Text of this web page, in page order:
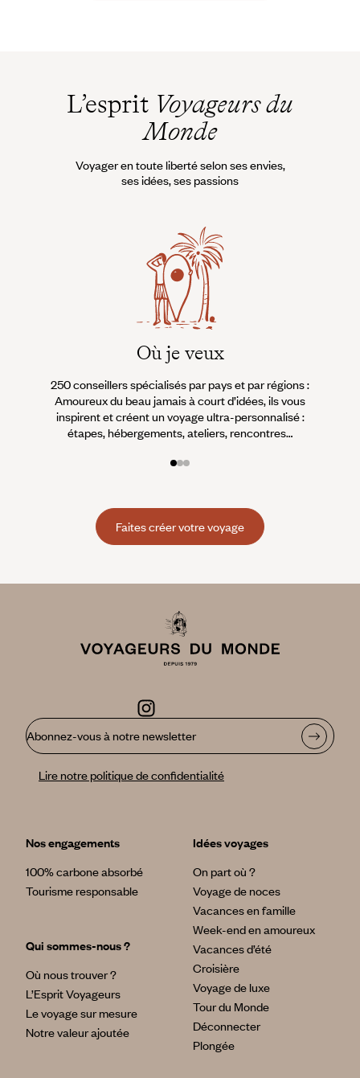
L’esprit Voyageurs du
Monde
Voyager en toute liberté selon ses envies,
ses idées, ses passions
Où je veux
250 conseillers spécialisés par pays et par régions :
Amoureux du beau jamais à court d’idées, ils vous
inspirent et créent un voyage ultra-personnalisé :
étapes, hébergements, ateliers, rencontres…
Faites créer votre voyage
Abonnez-vous à notre newsletter
Lire notre politique de confidentialité
Nos engagements
100% carbone absorbé
Tourisme responsable
Qui sommes-nous ?
Où nous trouver ?
L’Esprit Voyageurs
Le voyage sur mesure
Notre valeur ajoutée
Idées voyages
On part où ?
Voyage de noces
Vacances en famille
Week-end en amoureux
Vacances d’été
Croisière
Voyage de luxe
Tour du Monde
Déconnecter
Plongée